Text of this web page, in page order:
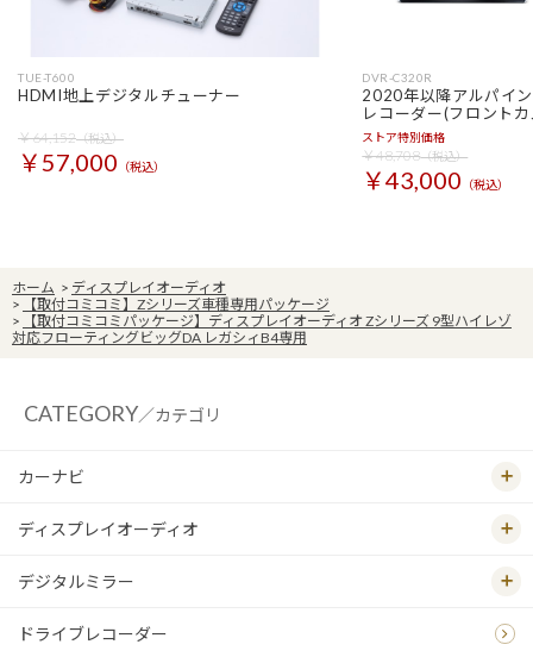
TUE-T600
HDMI地上デジタルチューナー
￥64,152（税込）
￥57,000 （税込）
DVR-C320R
2020年以降アルパイ
レコーダー(フロント
ストア特別価格
￥48,708（税込）
￥43,000 （税込）
ホーム > ディスプレイオーディオ
>
【取付コミコミ】Zシリーズ車種専用パッケージ
>
【取付コミコミパッケージ】ディスプレイオーディオ Zシリーズ 9型ハイレゾ
対応フローティングビッグDA レガシィB4専用
CATEGORY／カテゴリ
カーナビ
ディスプレイオーディオ
デジタルミラー
ドライブレコーダー